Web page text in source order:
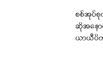
စစ်အုပ်စု
ဆိုအနော
ယာယီပိ